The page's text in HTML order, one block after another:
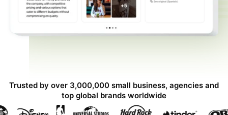
Trusted by over 3,000,000 small business, agencies and
top global brands worldwide